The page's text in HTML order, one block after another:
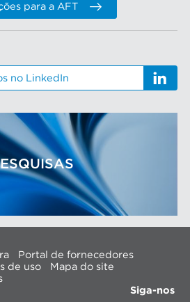
para a AFT
no LinkedIn
Portal de fornecedores
de uso
Mapa do site
Siga-nos